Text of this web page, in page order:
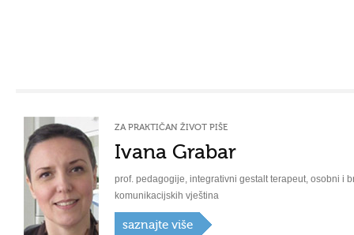
ZA PRAKTIČAN ŽIVOT PIŠE
Ivana Grabar
prof. pedagogije, integrativni gestalt terapeut, osobni i
komunikacijskih vještina
saznajte više